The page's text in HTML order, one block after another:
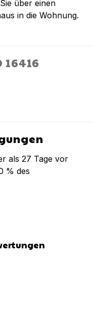
über einen
in die Wohnung.
16416
als 27 Tage vor
% des